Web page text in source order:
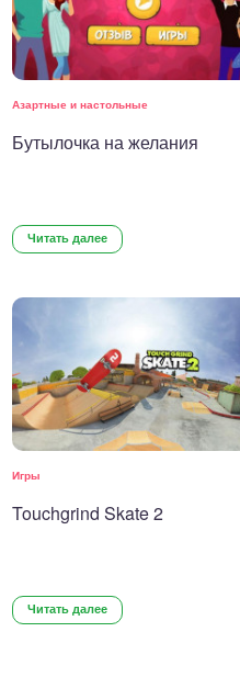
Азартные и настольные
Бутылочка на желания
Читать далее
Игры
Touchgrind Skate 2
Читать далее